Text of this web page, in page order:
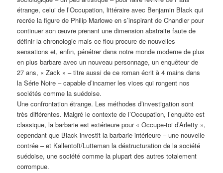
étrange, celui de l’Occupation, littéraire avec Benjamin Black qui
recrée la figure de Philip Marlowe en s’inspirant de Chandler pour
continuer son œuvre prenant une dimension abstraite faute de
définir la chronologie mais ce flou procure de nouvelles
sensations et, enfin, pénétrer dans notre monde moderne de plus
en plus barbare avec un nouveau personnage, un enquêteur de
27 ans, « Zack » – titre aussi de ce roman écrit à 4 mains dans
la Série Noire – capable d’incarner les vices qui rongent nos
sociétés comme la suédoise.
Une confrontation étrange. Les méthodes d’investigation sont
très différentes. Malgré le contexte de l’Occupation, l’enquête est
classique, la barbarie est extérieure pour « Occupe-toi d’Arletty »,
cependant que Black investit la barbarie intérieure – une nouvelle
contrée – et Kallentoft/Lutteman la déstructuration de la société
suédoise, une société comme la plupart des autres totalement
corrompue.